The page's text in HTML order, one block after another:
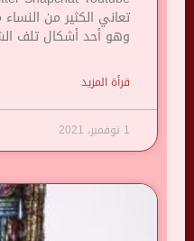
تعاني الكثير من
وهو أحد أشكال تلف
قرأة المزيد
1 نوفمبر، 2021